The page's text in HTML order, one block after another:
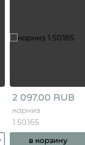
2 097.00 RUB
карниз
1.50.165
в корзину